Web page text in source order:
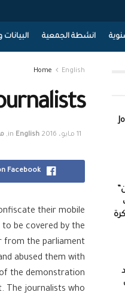
انشطة الجمعية البيانات
Home English
11 مايو، 2016 in English
,
Facebook
their mobile
be covered by the
from the parliament
abused them with
the demonstration
The journalists who